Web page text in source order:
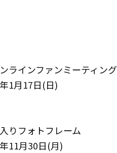
ラインファンミーティング
1月17日(日)
りフォトフレーム
11月30日(月)